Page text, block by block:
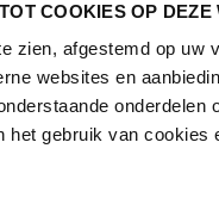
COOKIES OP DEZE
zien, afgestemd op uw
websites en
onderdelen
gebruik van cookies